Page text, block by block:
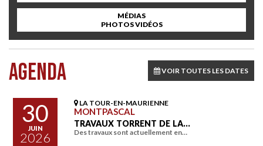
MÉDIAS
PHOTOS VIDÉOS
AGENDA VOIR TOUTES LES DATES
30
JUIN
2026
LA TOUR-EN-MAURIENNE
MONTPASCAL
TRAVAUX TORRENT DE LA…
Des travaux sont actuellement en…